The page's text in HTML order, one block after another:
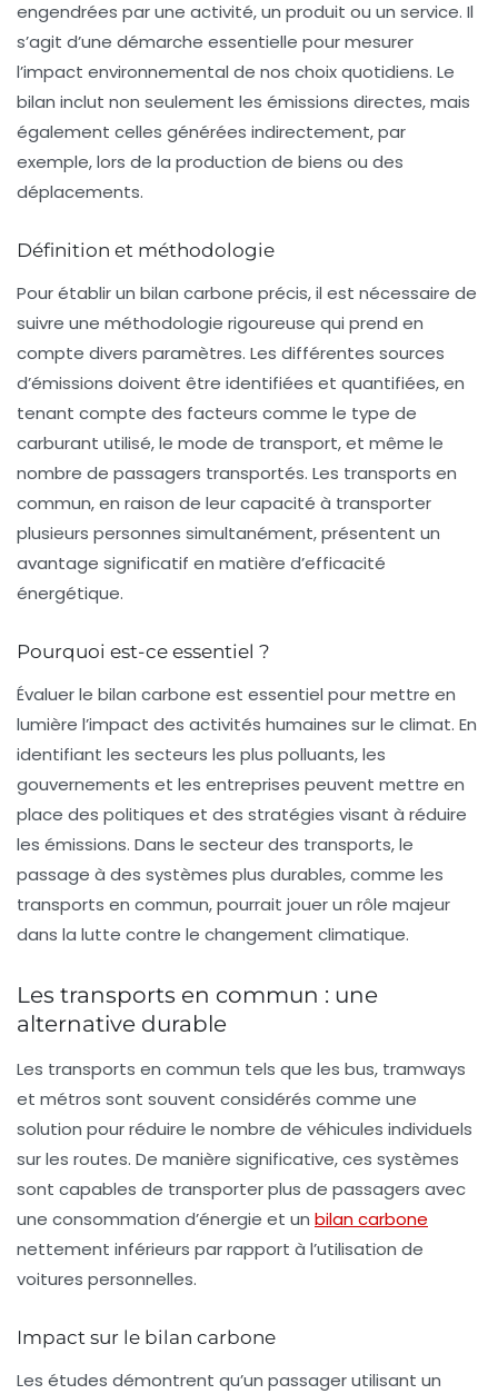
engendrées par une activité, un produit ou un service. Il
s’agit d’une démarche essentielle pour mesurer
l’impact environnemental de nos choix quotidiens. Le
bilan inclut non seulement les émissions directes, mais
également celles générées indirectement, par
exemple, lors de la production de biens ou des
déplacements.
Définition et méthodologie
Pour établir un bilan carbone précis, il est nécessaire de
suivre une méthodologie rigoureuse qui prend en
compte divers paramètres. Les différentes sources
d’émissions doivent être identifiées et quantifiées, en
tenant compte des facteurs comme le type de
carburant utilisé, le mode de transport, et même le
nombre de passagers transportés. Les transports en
commun, en raison de leur capacité à transporter
plusieurs personnes simultanément, présentent un
avantage significatif en matière d’efficacité
énergétique.
Pourquoi est-ce essentiel ?
Évaluer le bilan carbone est essentiel pour mettre en
lumière l’impact des activités humaines sur le climat. En
identifiant les secteurs les plus polluants, les
gouvernements et les entreprises peuvent mettre en
place des politiques et des stratégies visant à réduire
les émissions. Dans le secteur des transports, le
passage à des systèmes plus durables, comme les
transports en commun, pourrait jouer un rôle majeur
dans la lutte contre le changement climatique.
Les transports en commun : une
alternative durable
Les transports en commun tels que les bus, tramways
et métros sont souvent considérés comme une
solution pour réduire le nombre de véhicules individuels
sur les routes. De manière significative, ces systèmes
sont capables de transporter plus de passagers avec
une consommation d’énergie et un bilan carbone
nettement inférieurs par rapport à l’utilisation de
voitures personnelles.
Impact sur le bilan carbone
Les études démontrent qu’un passager utilisant un